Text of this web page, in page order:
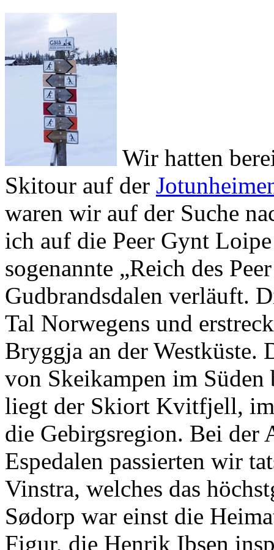
Wir hatten
Skitour auf der
waren wir auf der Suche
ich auf die Peer Gynt
sogenannte „Reich des
Gudbrandsdalen verläuft.
Tal Norwegens und
Bryggja an der Westküste.
von Skeikampen im
liegt der Skiort Kvitfjell, im
die Gebirgsregion. Bei der
Espedalen passierten wir
Vinstra, welches das
Sødorp war einst die
Figur, die Henrik Ibsen